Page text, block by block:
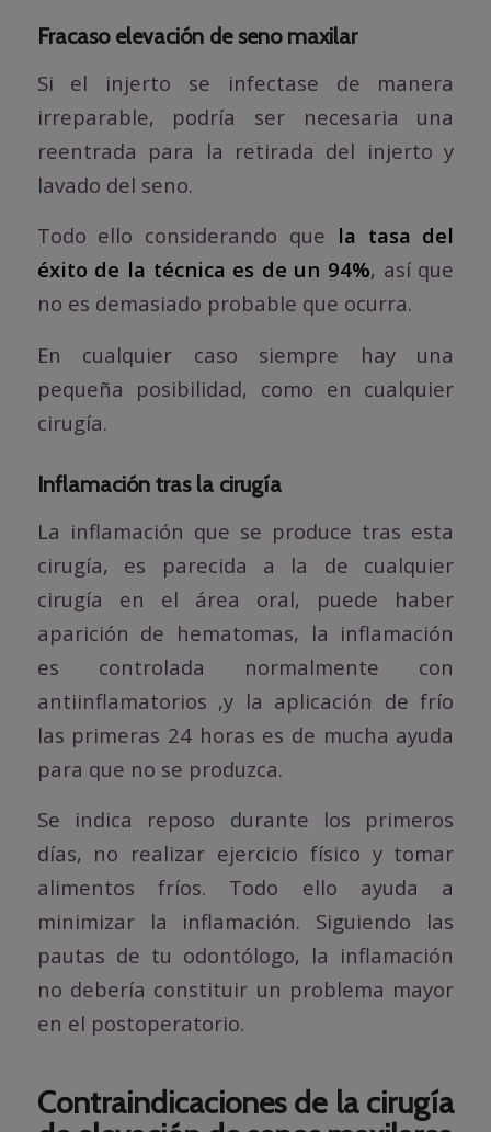
Fracaso elevación de seno maxilar
Si el injerto se infectase de manera
irreparable, podría ser necesaria una
reentrada para la retirada del injerto y
lavado del seno.
Todo ello considerando que la tasa del
éxito de la técnica es de un 94%, así que
no es demasiado probable que ocurra.
En cualquier caso siempre hay una
pequeña posibilidad, como en cualquier
cirugía.
Inflamación tras la cirugía
La inflamación que se produce tras esta
cirugía, es parecida a la de cualquier
cirugía en el área oral, puede haber
aparición de hematomas, la inflamación
es controlada normalmente con
antiinflamatorios ,y la aplicación de frío
las primeras 24 horas es de mucha ayuda
para que no se produzca.
Se indica reposo durante los primeros
días, no realizar ejercicio físico y tomar
alimentos fríos. Todo ello ayuda a
minimizar la inflamación. Siguiendo las
pautas de tu odontólogo, la inflamación
no debería constituir un problema mayor
en el postoperatorio.
Contraindicaciones de la cirugía